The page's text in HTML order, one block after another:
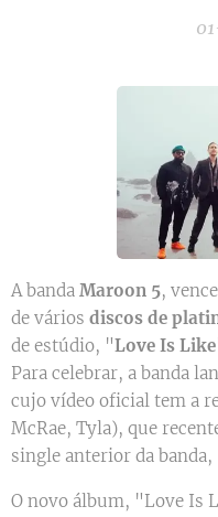
A banda Maroon 5,
de vários discos de
de estúdio, "Love Is Like
Para celebrar, a banda
cujo vídeo oficial tem a
McRae, Tyla), que
single anterior da
O novo álbum, "Love Is